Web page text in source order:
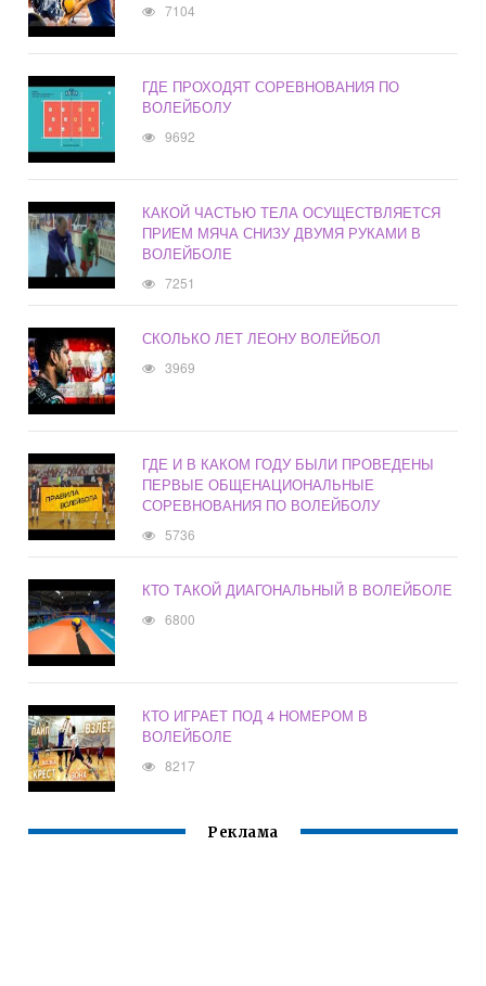
7104
ГДЕ ПРОХОДЯТ СОРЕВНОВАНИЯ ПО
ВОЛЕЙБОЛУ
9692
КАКОЙ ЧАСТЬЮ ТЕЛА ОСУЩЕСТВЛЯЕТСЯ
ПРИЕМ МЯЧА СНИЗУ ДВУМЯ РУКАМИ В
ВОЛЕЙБОЛЕ
7251
СКОЛЬКО ЛЕТ ЛЕОНУ ВОЛЕЙБОЛ
3969
ГДЕ И В КАКОМ ГОДУ БЫЛИ ПРОВЕДЕНЫ
ПЕРВЫЕ ОБЩЕНАЦИОНАЛЬНЫЕ
СОРЕВНОВАНИЯ ПО ВОЛЕЙБОЛУ
5736
КТО ТАКОЙ ДИАГОНАЛЬНЫЙ В ВОЛЕЙБОЛЕ
6800
КТО ИГРАЕТ ПОД 4 НОМЕРОМ В
ВОЛЕЙБОЛЕ
8217
Реклама